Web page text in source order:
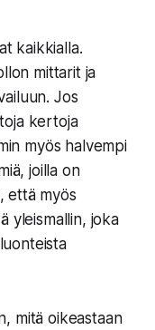
kaikkialla.
mittarit ja
Jos
kertoja
myös halvempi
joilla on
että myös
yleismallin, joka
mitä oikeastaan